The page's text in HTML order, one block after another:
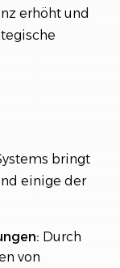
erhöht und
bringt
einige der
Durch
von